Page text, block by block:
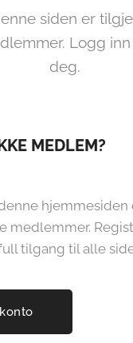
siden er
Logg
deg.
MEDLEM?
medlemmer.
tilgang til alle